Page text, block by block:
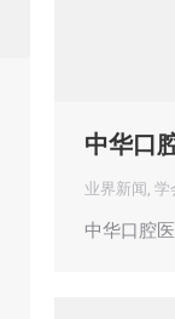
中华口
业界新闻 , 学
中华口腔